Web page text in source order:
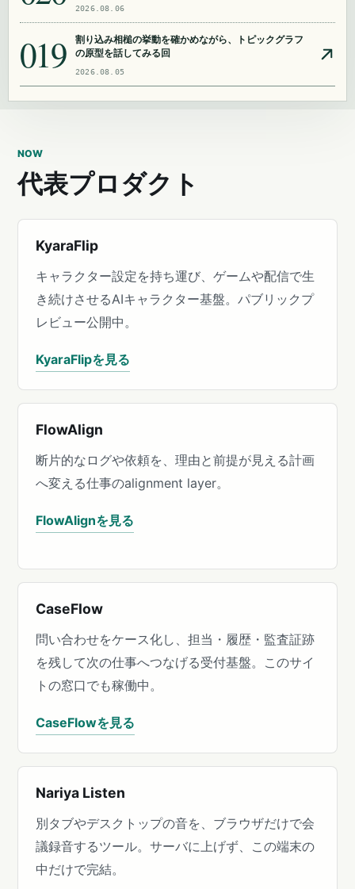
2026.08.06
019
割り込み相槌の挙動を確かめながら、トピックグラフ
の原型を話してみる回
2026.08.05
NOW
代表プロダクト
KyaraFlip
キャラクター設定を持ち運び、ゲームや配信で生
き続けさせるAIキャラクター基盤。パブリックプ
レビュー公開中。
KyaraFlipを見る
FlowAlign
断片的なログや依頼を、理由と前提が見える計画
へ変える仕事のalignment layer。
FlowAlignを見る
CaseFlow
問い合わせをケース化し、担当・履歴・監査証跡
を残して次の仕事へつなげる受付基盤。このサイ
トの窓口でも稼働中。
CaseFlowを見る
Nariya Listen
別タブやデスクトップの音を、ブラウザだけで会
議録音するツール。サーバに上げず、この端末の
中だけで完結。